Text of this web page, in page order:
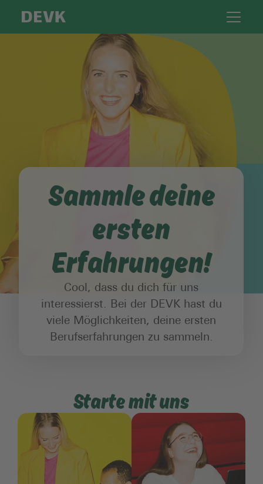
Sammle deine
ersten
Erfahrungen!
Cool, dass du dich für uns
interessierst. Bei der DEVK hast du
viele Möglichkeiten, deine ersten
Berufserfahrungen zu sammeln.
Starte mit uns